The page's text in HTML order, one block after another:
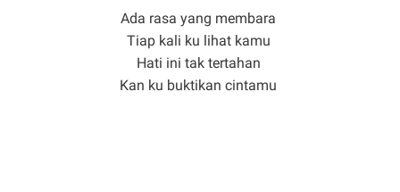
Ada rasa yang membara
Tiap kali ku lihat kamu
Hati ini tak tertahan
Kan ku buktikan cintamu